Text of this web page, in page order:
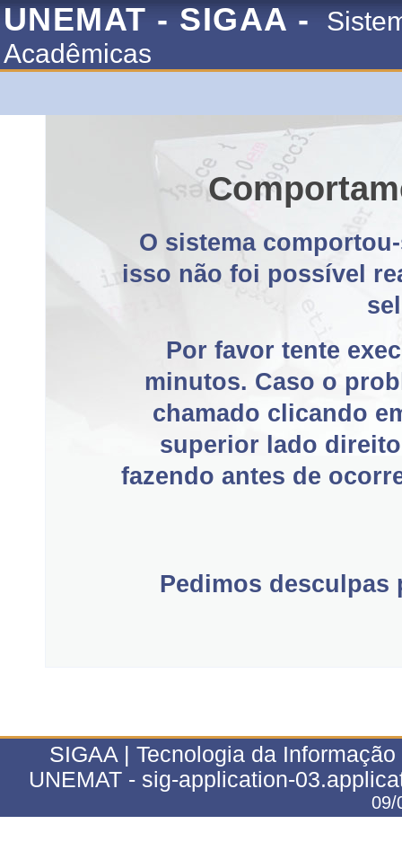
UNEMAT - SIGAA -
Acadêmicas
O sistema
isso não foi possível
Por favor tente
minutos. Caso o
chamado clicando
superior lado
fazendo antes de
Pedimos
SIGAA | Tecnologia da
UNEMAT - sig-application-
09/